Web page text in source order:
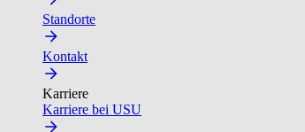
Standorte
Kontakt
Karriere
Karriere bei USU